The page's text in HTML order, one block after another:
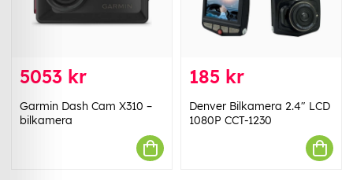
5053 kr
Garmin Dash Cam X310 –
bilkamera
185 kr
Denver Bilkamera 2.4" LCD
1080P CCT-1230